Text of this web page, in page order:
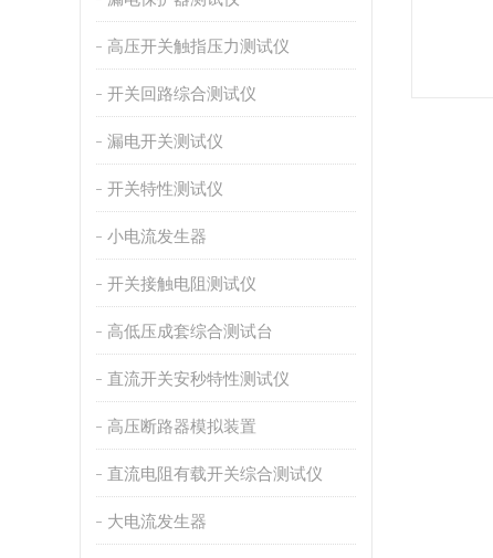
高压开关触指压力测试仪
开关回路综合测试仪
漏电开关测试仪
开关特性测试仪
小电流发生器
开关接触电阻测试仪
高低压成套综合测试台
直流开关安秒特性测试仪
高压断路器模拟装置
直流电阻有载开关综合测试仪
大电流发生器